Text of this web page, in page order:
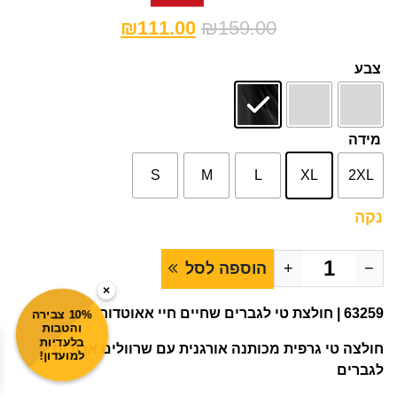
₪159.00
₪111.00
צבע
מידה
2XL
XL
L
M
S
נקה
−
+ הוספה לסל
63259 | חולצת טי לגברים שחיים חיי אאוטדור
חולצה טי גרפית מכותנה אורגנית עם שרוולים ארוכים
לגברים
×
10% צבירה
והטבות
בלעדיות
למועדון!